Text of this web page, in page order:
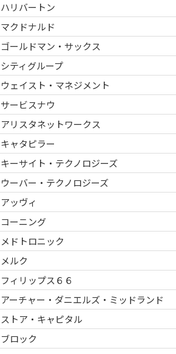
ハリバートン
マクドナルド
ゴールドマン・サックス
シティグループ
ウェイスト・マネジメント
サービスナウ
アリスタネットワークス
キャタピラー
キーサイト・テクノロジーズ
ウーバー・テクノロジーズ
アッヴィ
コーニング
メドトロニック
メルク
フィリップス６６
アーチャー・ダニエルズ・ミッドランド
ストア・キャピタル
ブロック